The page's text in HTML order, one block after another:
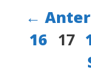
←
16 17